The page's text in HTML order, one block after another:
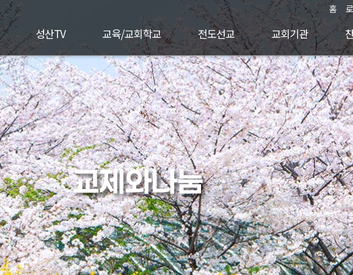
홈
성산TV 교육/교회학교 전도선교 교회기관
교제와나눔